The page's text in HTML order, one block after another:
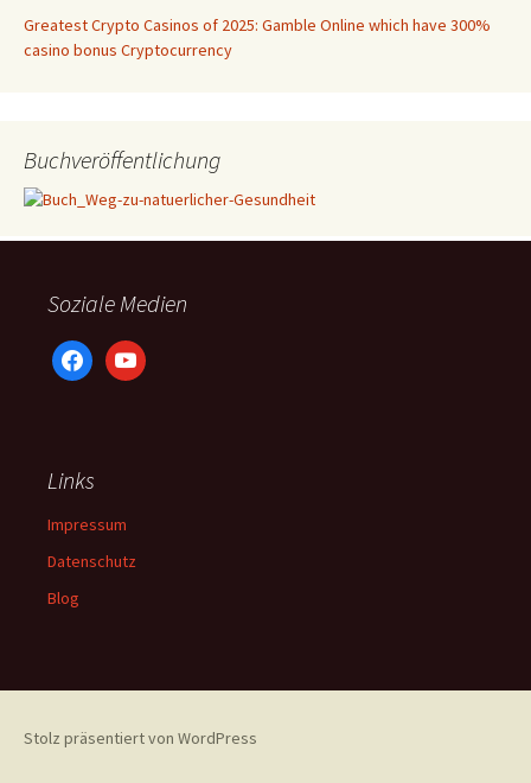
Greatest Crypto Casinos of 2025: Gamble Online which have 300%
casino bonus Cryptocurrency
Buchveröffentlichung
Soziale Medien
facebookyoutube
Links
Impressum
Datenschutz
Blog
Stolz präsentiert von WordPress